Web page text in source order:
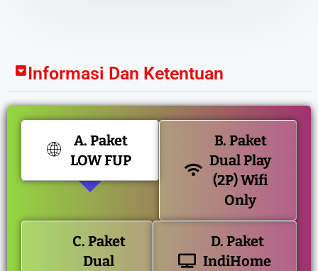
Informasi Dan Ketentuan
A. Paket
LOW FUP
B. Paket
Dual Play
(2P) Wifi
Only
C. Paket
Dual
D. Paket
IndiHome